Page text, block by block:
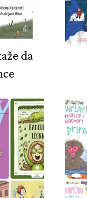
da